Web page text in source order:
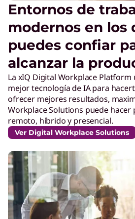
Entornos de
modernos en los
puedes confiar
alcanzar la
La xIQ Digital Workplace Platform
mejor tecnología de IA para
ofrecer mejores resultados,
Workplace Solutions puede hacer
remoto, híbrido y presencial.
Ver Digital Workplace Solutions